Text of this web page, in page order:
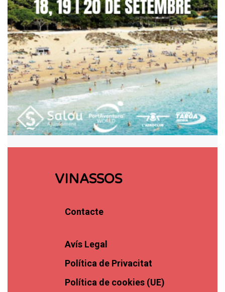
VINASSOS
Contacte
Avís Legal
Política de Privacitat
Política de cookies (UE)